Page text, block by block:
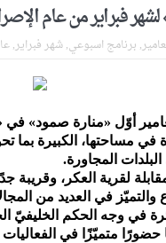
شعب البحرين سيقطع الأيدي
ميدان جهاد بالكلمة
لن تقتلوا الحسين.. إنّ
الأمريكيّة في
الترخيص والإجازة من
والتشييع ومواراة الجثمان
الأوضاع في غزّة لإشعال
فبراير من عام الإصرار
, برنامج اسبوعي,شهر فبراير,
»منارة صمود« في
في مساحتها، الكبيرة بما
المجاورة.
لقرية العكر، وقريبة
والتميّز في العديد من
في وجه الحكم الخليفيّ
متميّزًا في